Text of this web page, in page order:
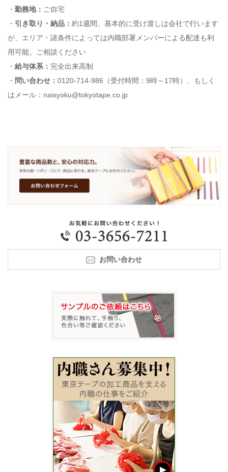
・ 勤務地： ご自宅
・ 引き取り・納品： 約1週間。基本的に受け渡しは会社で行います
が、エリア・諸条件によっては内職部署メンバーによる配達も利
用可能。ご相談ください
・ 給与体系： 完全出来高制
・ 問い合わせ： 0120-714-986（受付時間：9時～17時）、もしく
はメール：naisyoku@tokyotape.co.jp
お問い合わせ